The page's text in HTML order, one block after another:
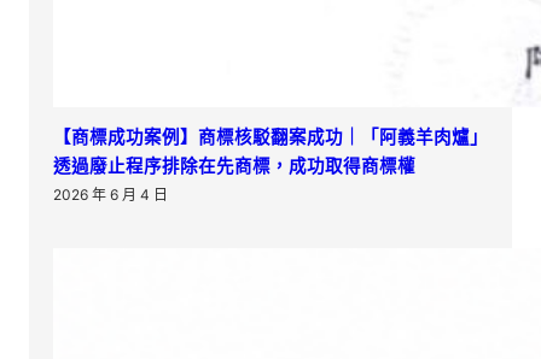
【商標成功案例】商標核駁翻案成功｜「阿義羊肉爐」
透過廢止程序排除在先商標，成功取得商標權
2026 年 6 月 4 日